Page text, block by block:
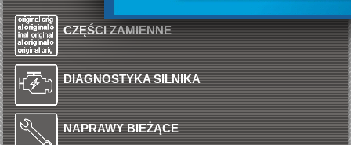
CZĘŚCI ZAMIENNE
DIAGNOSTYKA SILNIKA
NAPRAWY BIEŻĄCE